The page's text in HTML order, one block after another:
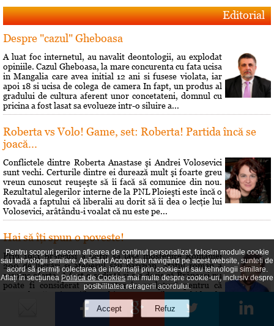
Editorial
Despre "cazul" Gheboasa
A luat foc internetul, au navalit deontologii, au explodat
opiniile. Cazul Gheboasa, la mare concurenta cu fata ucisa
in Mangalia care avea initial 12 ani si fusese violata, iar
apoi 18 si ucisa de colega de camera In fapt, un produs al
gradului de cultura aferent unor concetateni, domnul cu
pricina a fost lasat sa evolueze intr-o siluire a...
Roberta vs Volo! Game, set: Roberta! Partida încă se
joacă...
Conflictele dintre Roberta Anastase şi Andrei Volosevici
sunt vechi. Certurile dintre ei durează mult şi foarte greu
vreun cunoscut reuşeşte să îi facă să comunice din nou.
Rezultatul alegerilor interne de la PNL Ploieşti este încă o
dovadă a faptului că liberalii au dorit să îi dea o lecţie lui
Volosevici, arâtându-i voalat că nu este pe...
Hai să îţi spun o poveste!
Prin 1951 Brâncusi a dorit să lase mostenire României
200 de lucrări si atelierul său parizian. Statul român a
respins oferta. A fost o sedinţă si s-a decis că Brâncusi nu
poate fi considerat un creator în sculptură pentru că
"speculează prin mijloace bizare gusturile morbide ale
societăţii burgheze". Cei care au hotărât asta au fost...
Pentru scopuri precum afișarea de conținut personalizat, folosim module cookie
sau tehnologii similare. Apăsând Accept sau navigând pe acest website, sunteți de
acord să permiți colectarea de informații prin cookie-uri sau tehnologii similare.
Aflați în secțiunea Politica de Cookiesmai multe despre cookie-uri, inclusiv despre
posibilitatea retragerii acordului.